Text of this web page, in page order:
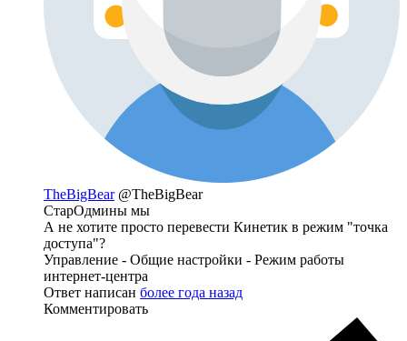
TheBigBear @TheBigBear
СтарОдмины мы
А не хотите просто перевести Кинетик в режим "точка
доступа"?
Управление - Общие настройки - Режим работы
интернет-центра
Ответ написан более года назад
Комментировать